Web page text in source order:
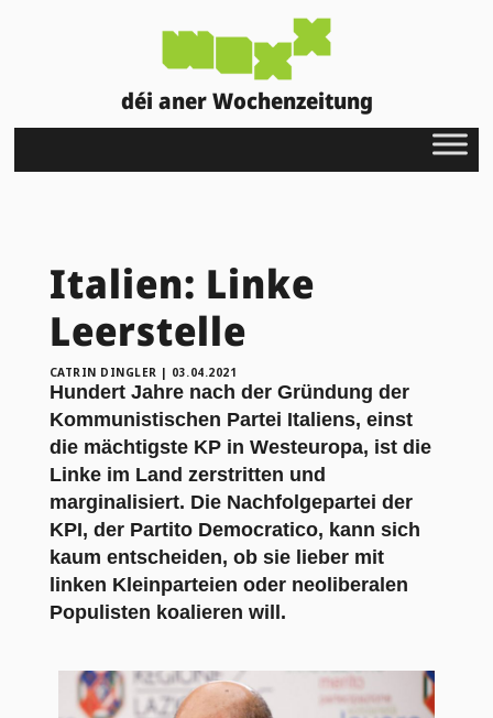
déi aner Wochenzeitung
Italien: Linke
Leerstelle
CATRIN DINGLER | 03.04.2021
Hundert Jahre nach der Gründung der
Kommunistischen Partei Italiens, einst
die mächtigste KP in Westeuropa, ist die
Linke im Land zerstritten und
marginalisiert. Die Nachfolgepartei der
KPI, der Partito Democratico, kann sich
kaum entscheiden, ob sie lieber mit
linken Kleinparteien oder neoliberalen
Populisten koalieren will.